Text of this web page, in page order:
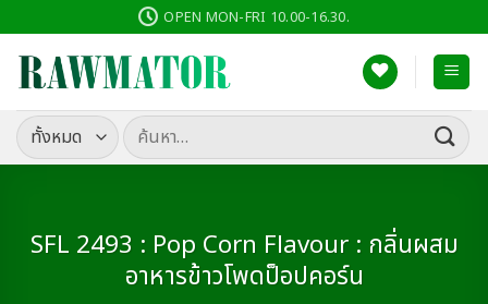
ไป
เนื้อหา
OPEN MON-FRI 10.00-16.30.
ค้นหา:
SFL 2493 : Pop Corn Flavour : กลิ่นผสม
อาหารข้าวโพดป็อปคอร์น